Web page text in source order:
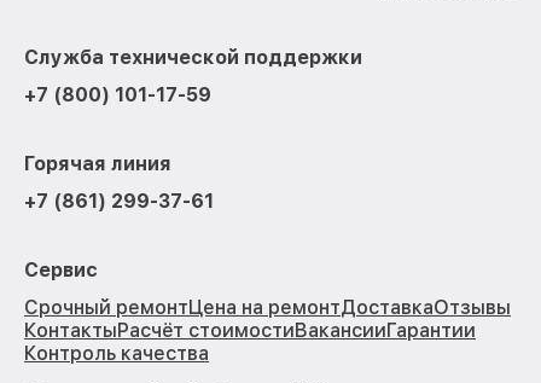
Служба технической поддержки
+7 (800) 101-17-59
Горячая линия
+7 (861) 299-37-61
Сервис
Срочный ремонтЦена на ремонтДоставкаОтзывы
КонтактыРасчёт стоимостиВакансииГарантии
Контроль качества